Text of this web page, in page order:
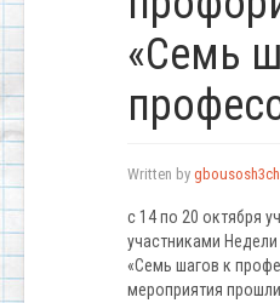
«Семь
Written by
с 14 по 20 октября
участниками
«Семь шагов к
мероприятия